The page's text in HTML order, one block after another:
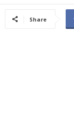
Share